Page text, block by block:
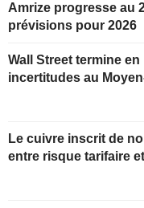
Amrize progresse au
prévisions pour 2026
Wall Street termine
incertitudes au
Le cuivre inscrit de
entre risque tarifaire